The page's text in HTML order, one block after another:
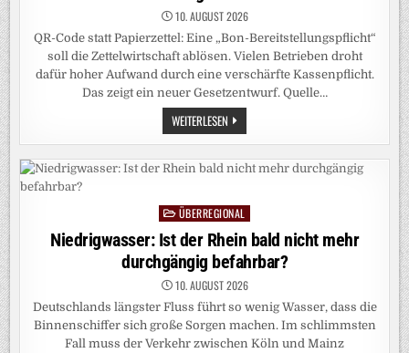
10. AUGUST 2026
QR-Code statt Papierzettel: Eine „Bon-Bereitstellungspflicht“
soll die Zettelwirtschaft ablösen. Vielen Betrieben droht
dafür hoher Aufwand durch eine verschärfte Kassenpflicht.
Das zeigt ein neuer Gesetzentwurf. Quelle…
WEITERLESEN F.A.Z.
EXKLUSIV:
DIE
BONPFLICHT
ENDET,
BEGINNT
Posted
in
ÜBERREGIONAL
Niedrigwasser: Ist der Rhein bald nicht mehr
durchgängig befahrbar?
10. AUGUST 2026
Deutschlands längster Fluss führt so wenig Wasser, dass die
Binnenschiffer sich große Sorgen machen. Im schlimmsten
Fall muss der Verkehr zwischen Köln und Mainz